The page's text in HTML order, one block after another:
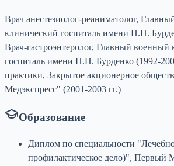
Врач анестезиолог-реаниматолог,
клинический госпиталь имени Н.Н.
Врач-гастроэнтеролог, Главный военный
госпиталь имени Н.Н. Бурденко (1992-
практики, Закрытое акционерное
Медэкспресс" (2001-2003 гг.)
Образование
Диплом по специальности
профилактическое дело)", Первый